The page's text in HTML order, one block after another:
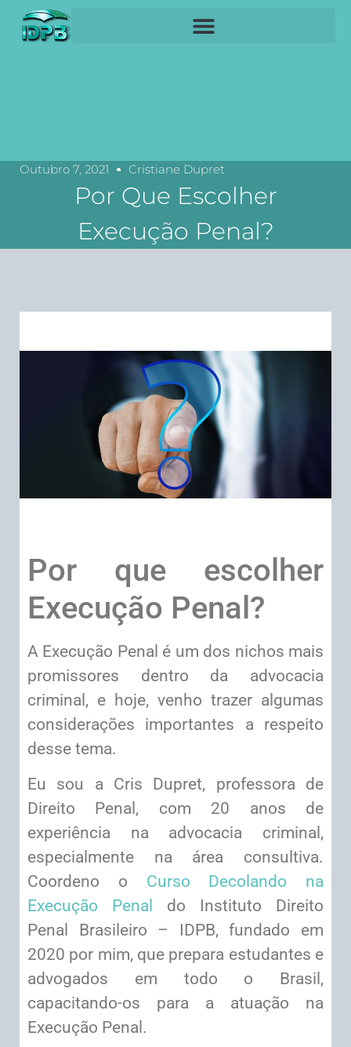
Outubro 7, 2021 Cristiane Dupret
Por Que Escolher
Execução Penal?
Por que escolher
Execução Penal?
A Execução Penal é um dos nichos mais
promissores dentro da advocacia
criminal, e hoje, venho trazer algumas
considerações importantes a respeito
desse tema.
Eu sou a Cris Dupret, professora de
Direito Penal, com 20 anos de
experiência na advocacia criminal,
especialmente na área consultiva.
Coordeno o Curso Decolando na
Execução Penal
do Instituto Direito
Penal Brasileiro – IDPB, fundado em
2020 por mim, que prepara estudantes e
advogados em todo o Brasil,
capacitando-os para a atuação na
Execução Penal.